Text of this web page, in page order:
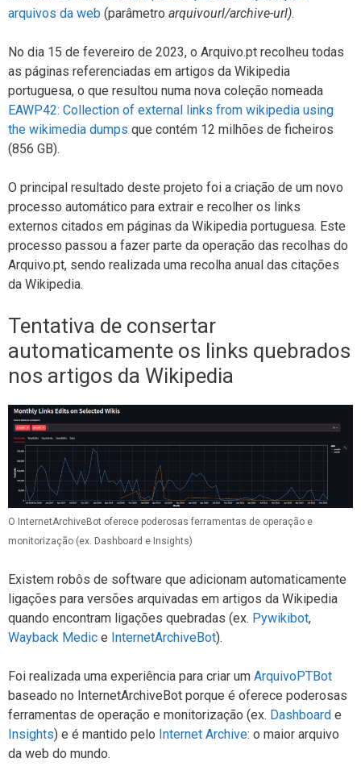
arquivos da web (parâmetro arquivourl/archive-url).
No dia 15 de fevereiro de 2023, o Arquivo.pt recolheu todas
as páginas referenciadas em artigos da Wikipedia
portuguesa, o que resultou numa nova coleção nomeada
EAWP42: Collection of external links from wikipedia using
the wikimedia dumps que contém 12 milhões de ficheiros
(856 GB).
O principal resultado deste projeto foi a criação de um novo
processo automático para extrair e recolher os links
externos citados em páginas da Wikipedia portuguesa. Este
processo passou a fazer parte da operação das recolhas do
Arquivo.pt, sendo realizada uma recolha anual das citações
da Wikipedia.
Tentativa de consertar
automaticamente os links quebrados
nos artigos da Wikipedia
O InternetArchiveBot oferece poderosas ferramentas de operação e
monitorização (ex. Dashboard e Insights)
Existem robôs de software que adicionam automaticamente
ligações para versões arquivadas em artigos da Wikipedia
quando encontram ligações quebradas (ex. Pywikibot,
Wayback Medic e InternetArchiveBot).
Foi realizada uma experiência para criar um ArquivoPTBot
baseado no InternetArchiveBot porque é oferece poderosas
ferramentas de operação e monitorização (ex. Dashboard e
Insights) e é mantido pelo Internet Archive: o maior arquivo
da web do mundo.